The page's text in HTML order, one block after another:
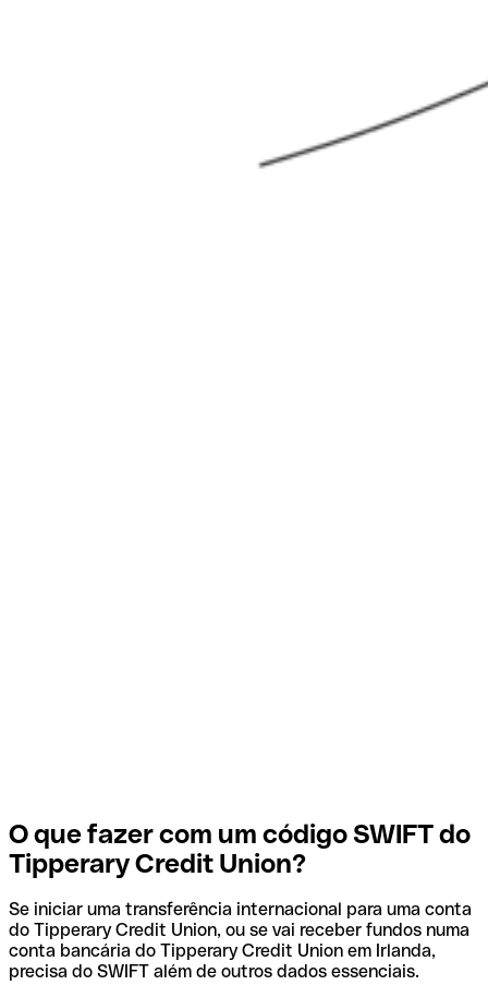
O que fazer com um código SWIFT do
Tipperary Credit Union?
Se iniciar uma transferência internacional para uma conta
do Tipperary Credit Union, ou se vai receber fundos numa
conta bancária do Tipperary Credit Union em Irlanda,
precisa do SWIFT além de outros dados essenciais.